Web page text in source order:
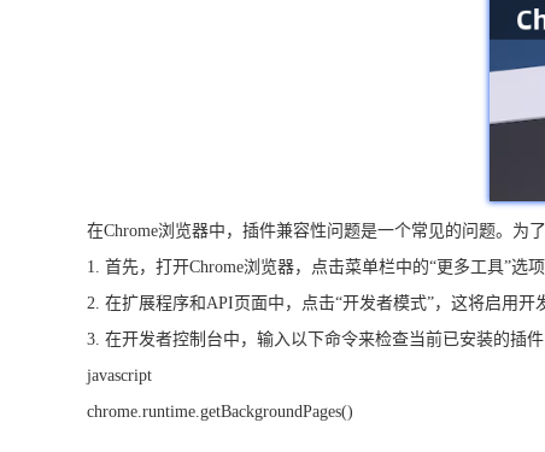
在Chrome浏览器中，插件兼容性问题是一个常见的问题。为
1. 首先，打开Chrome浏览器，点击菜单栏中的“更多工具”选
2. 在扩展程序和API页面中，点击“开发者模式”，这将启用开
3. 在开发者控制台中，输入以下命令来检查当前已安装的插件
javascript
chrome.runtime.getBackgroundPages()